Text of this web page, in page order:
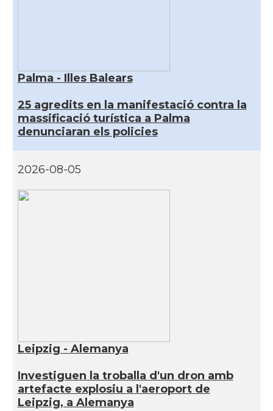
Palma - Illes Balears
25 agredits en la manifestació contra la
massificació turística a Palma
denunciaran els policies
2026-08-05
Leipzig - Alemanya
Investiguen la troballa d'un dron amb
artefacte explosiu a l'aeroport de
Leipzig, a Alemanya